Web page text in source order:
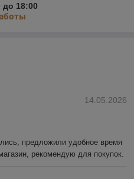
до 18:00
14.05.2026
предложили удобное время
рекомендую для покупок.